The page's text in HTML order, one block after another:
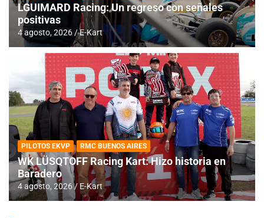
LGUIMARD Racing: Un regreso con señales
positivas
4 agosto, 2026 E-Kart
PILOTOS EKVP RMC BUENOS AIRES
WK LÜSQTOFF Racing Kart: Hizo historia en
Baradero
4 agosto, 2026 E-Kart